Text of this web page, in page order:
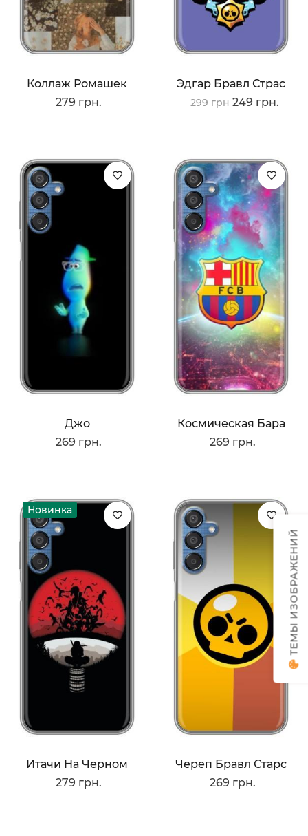
Коллаж Ромашек
279 грн.
Эдгар Бравл Страс
299 грн 249 грн.
Джо
269 грн.
Космическая Бара
269 грн.
Новинка
Итачи На Черном
279 грн.
Череп Бравл Старс
269 грн.
ТЕМЫ ИЗОБРАЖЕНИЙ